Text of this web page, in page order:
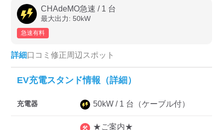
充電器の種類
急速充電器のみ表示
高速道路上のみ表示
認証システム
CHAdeMO急速 / 1 台
最大出力: 50kW
急速有料
詳細口コミ 修正周辺スポット
EV充電スタンド情報（詳細）
充電器 50kW / 1 台 （ケーブル付）
★ご案内★